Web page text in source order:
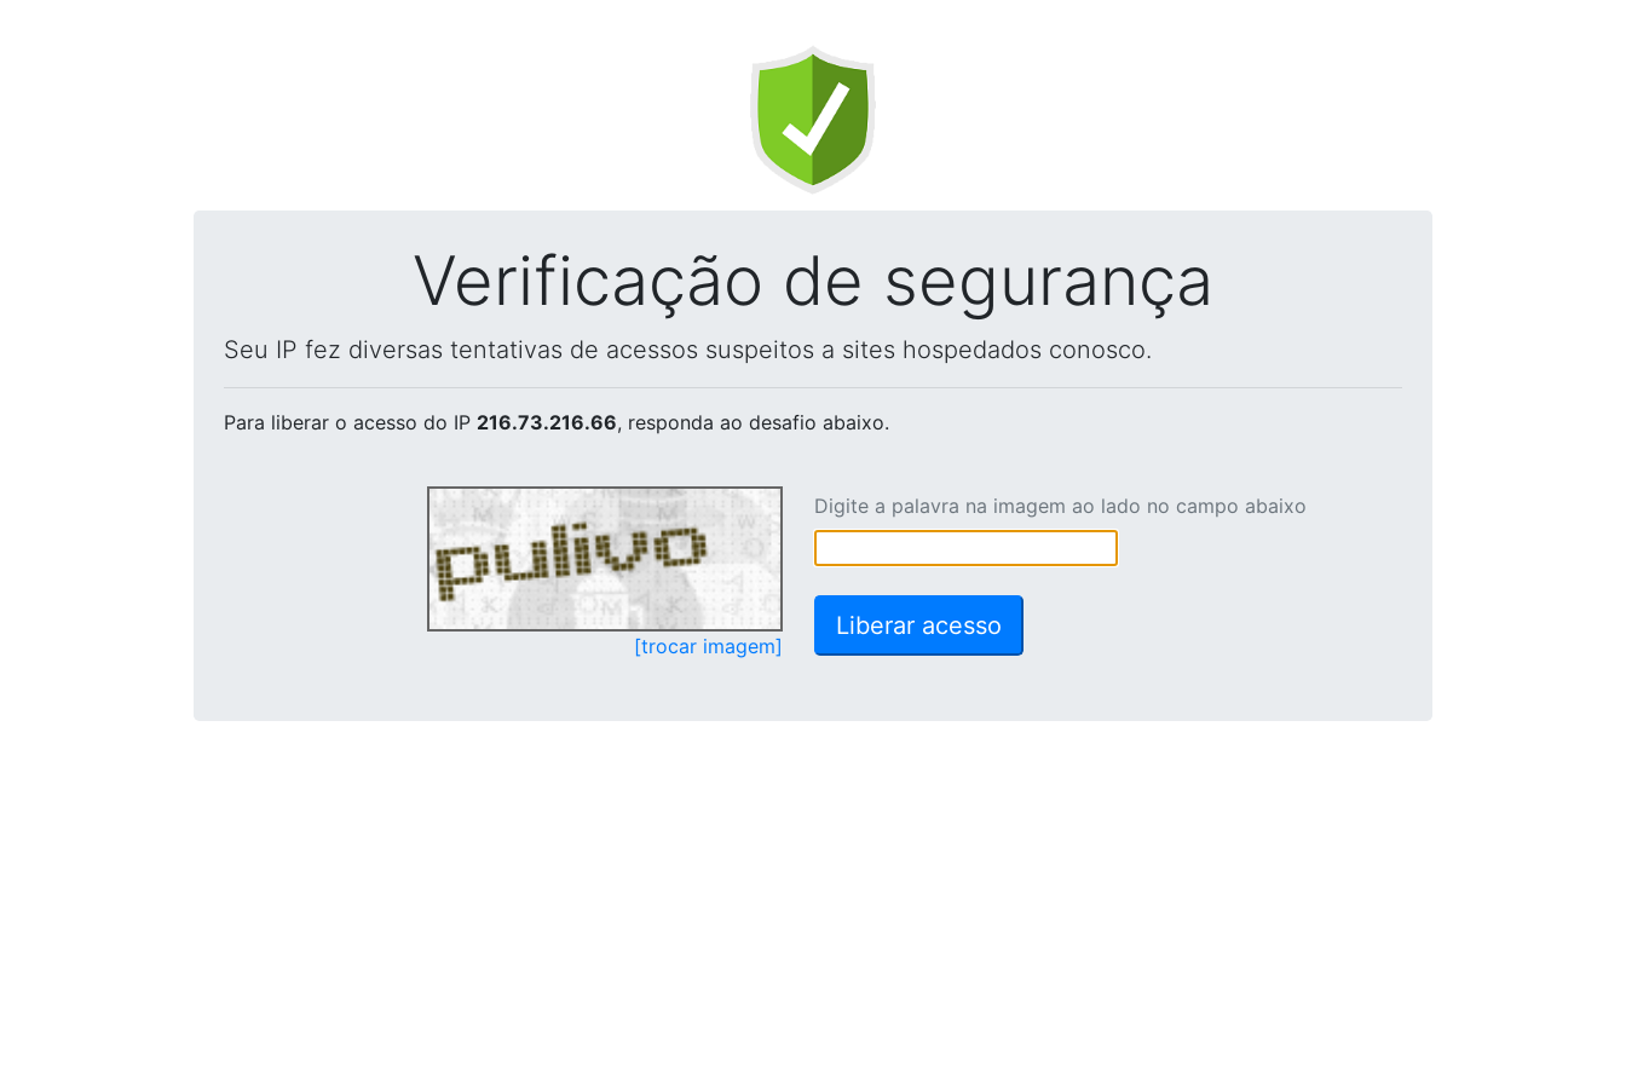
Verificação de segurança
Seu IP fez diversas tentativas de acessos suspeitos a sites hospedados conosco.
Para liberar o acesso do IP 216.73.216.66, responda ao desafio abaixo.
[trocar imagem]
Digite a palavra na imagem ao lado no campo abaixo